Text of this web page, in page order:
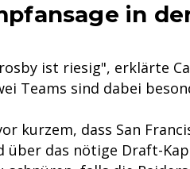
in
ist riesig", erklärte
Teams sind dabei
kurzem, dass San
über das nötige Draft-